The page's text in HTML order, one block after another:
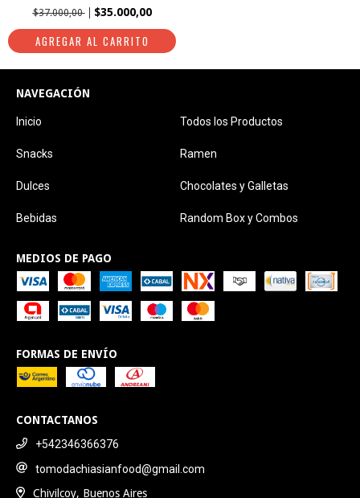
$37.000,00
$35.000,00
NAVEGACIÓN
Inicio Todos los Productos
Snacks Ramen
Dulces Chocolates y Galletas
Bebidas Random Box y Combos
MEDIOS DE PAGO
FORMAS DE ENVÍO
CONTACTANOS
+542346366376
tomodachiasianfood@gmail.com
Chivilcoy, Buenos Aires